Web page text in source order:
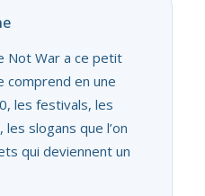
Not War a ce petit
comprend en une
les festivals, les
slogans que l’on
qui deviennent un